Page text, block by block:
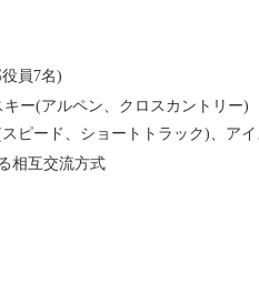
役員7名)
ー(アルペン、クロスカントリー)
ピード、ショートトラック)、ア
相互交流方式